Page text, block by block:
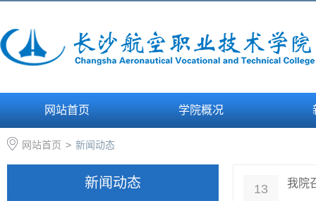
网站首页 学院概况
网站首页 > 新闻动态
新闻动态 13 我院